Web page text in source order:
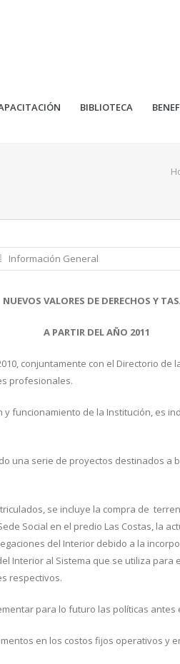
BIBLIOTECA
Información General
NUEVOS VALORES DE DERECHOS Y
A PARTIR DEL AÑO 2011
conjuntamente con el Directorio
profesionales.
funcionamiento de la Institución, es
una serie de proyectos destinados a
se incluye la compra de
Social en el predio Las Costas, la
del Interior debido a la
Interior al Sistema que se utiliza
respectivos.
para lo futuro las políticas
en los costos fijos operativos y